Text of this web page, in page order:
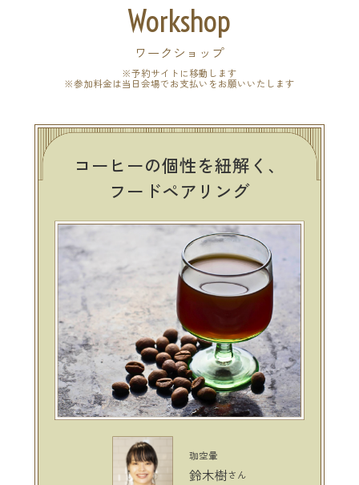
Workshop
ワークショップ
※予約サイトに移動します
※参加料金は当日会場でお支払いをお願いいたします
コーヒーの個性を紐解く、
フードペアリング
珈空暈
鈴木樹さん